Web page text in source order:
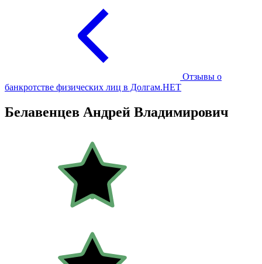
Отзывы о
банкротстве физических лиц в Долгам.НЕТ
Белавенцев Андрей Владимирович